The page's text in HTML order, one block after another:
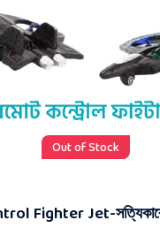
Out of Stock
Fighter Jet-